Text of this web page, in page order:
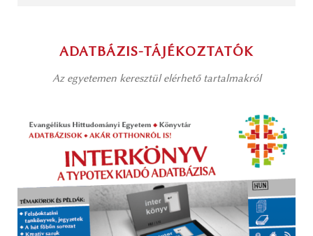
ADATBÁZIS-TÁJÉKOZTATÓK
Az egyetemen keresztül elérhető tartalmakról